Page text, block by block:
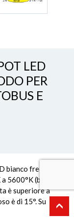
LED
PER
E
bianco freddo la
5600°K (bianco
è superiore a
è di 15°. Su